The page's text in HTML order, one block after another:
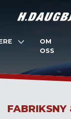
OM
OSS